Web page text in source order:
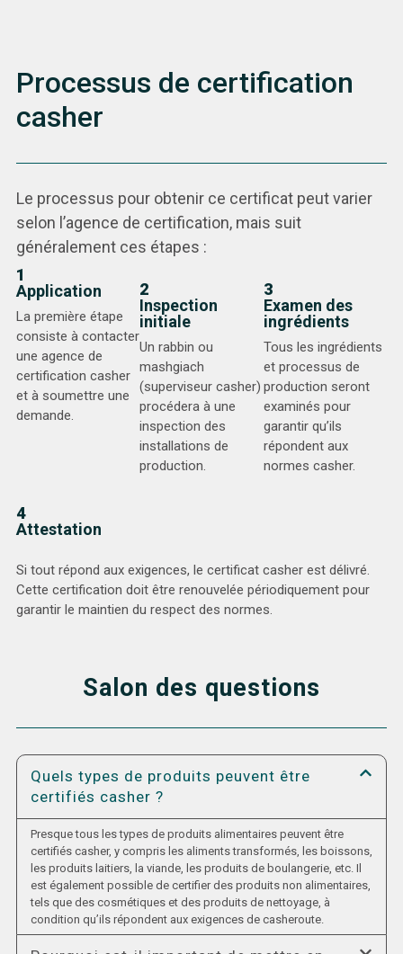
Processus de certification
casher
Le processus pour obtenir ce certificat peut varier
selon l’agence de certification, mais suit
généralement ces étapes :
1
Application
La première étape
consiste à contacter
une agence de
certification casher
et à soumettre une
demande.
2
Inspection
initiale
Un rabbin ou
mashgiach
(superviseur casher)
procédera à une
inspection des
installations de
production.
3
Examen des
ingrédients
Tous les ingrédients
et processus de
production seront
examinés pour
garantir qu’ils
répondent aux
normes casher.
4
Attestation
Si tout répond aux exigences, le certificat casher est délivré.
Cette certification doit être renouvelée périodiquement pour
garantir le maintien du respect des normes.
Salon des questions
Quels types de produits peuvent être
certifiés casher ?
Presque tous les types de produits alimentaires peuvent être
certifiés casher, y compris les aliments transformés, les boissons,
les produits laitiers, la viande, les produits de boulangerie, etc. Il
est également possible de certifier des produits non alimentaires,
tels que des cosmétiques et des produits de nettoyage, à
condition qu’ils répondent aux exigences de casheroute.